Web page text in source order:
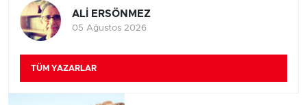
ALİ ERSÖNMEZ
05 Ağustos 2026
TÜM YAZARLAR